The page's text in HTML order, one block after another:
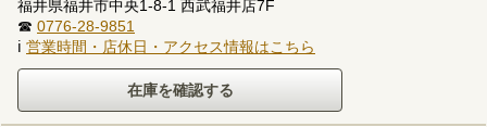
福井県福井市中央1-8-1 西武福井店7F
☎ 0776-28-9851
ℹ 営業時間・店休日・アクセス情報はこちら